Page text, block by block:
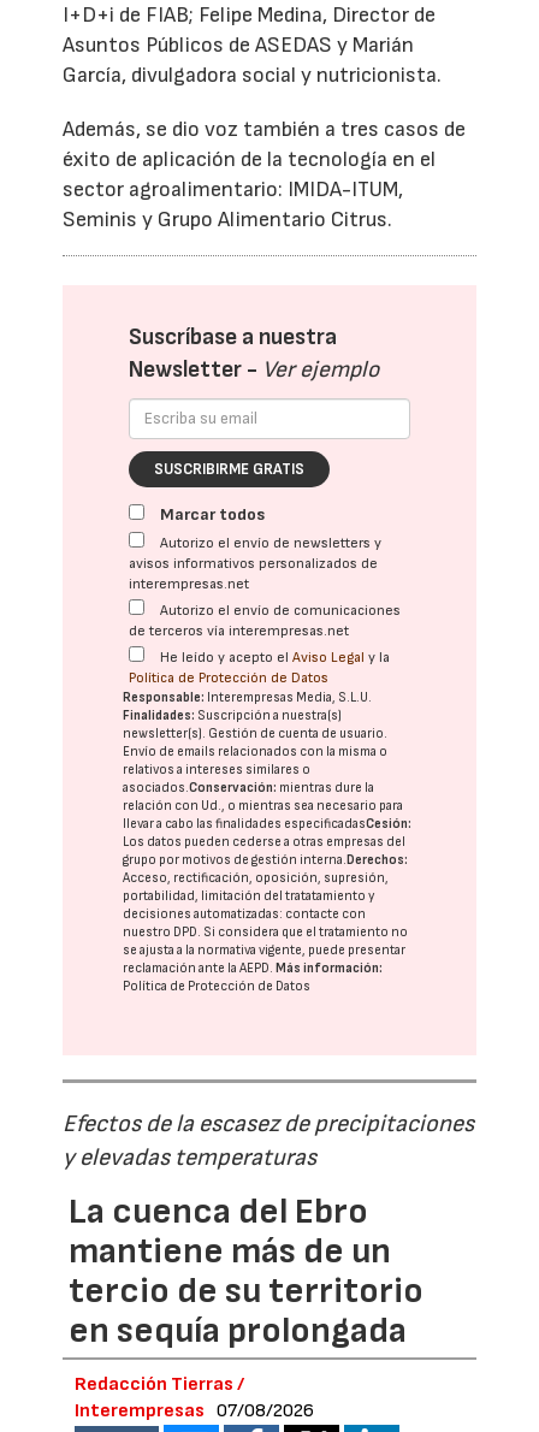
I+D+i de FIAB; Felipe Medina, Director de
Asuntos Públicos de ASEDAS y Marián
García, divulgadora social y nutricionista.
Además, se dio voz también a tres casos de
éxito de aplicación de la tecnología en el
sector agroalimentario: IMIDA-ITUM,
Seminis y Grupo Alimentario Citrus.
Suscríbase a nuestra
Newsletter - Ver ejemplo
SUSCRIBIRME GRATIS
Marcar todos
Autorizo el envío de newsletters y
avisos informativos personalizados de
interempresas.net
Autorizo el envío de comunicaciones
de terceros vía interempresas.net
He leído y acepto elAviso Legal y la
Política de Protección de Datos
Responsable: Interempresas Media, S.L.U.
Finalidades: Suscripción a nuestra(s)
newsletter(s). Gestión de cuenta de usuario.
Envío de emails relacionados con la misma o
relativos a intereses similares o
asociados.Conservación: mientras dure la
relación con Ud., o mientras sea necesario para
llevar a cabo las finalidades especificadasCesión:
Los datos pueden cederse a otras empresas del
grupo por motivos de gestión interna.Derechos:
Acceso, rectificación, oposición, supresión,
portabilidad, limitación del tratatamiento y
decisiones automatizadas: contacte con
nuestro DPD. Si considera que el tratamiento no
se ajusta a la normativa vigente, puede presentar
reclamación ante laAEPD.Más información:
Política de Protección de Datos
Efectos de la escasez de precipitaciones
y elevadas temperaturas
La cuenca del Ebro
mantiene más de un
tercio de su territorio
en sequía prolongada
Redacción Tierras /
Interempresas
07/08/2026